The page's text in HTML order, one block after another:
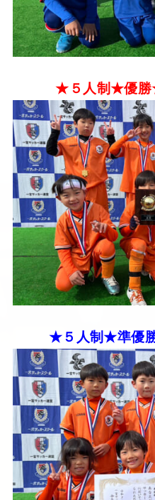
★５人制★優
★５人制★準優